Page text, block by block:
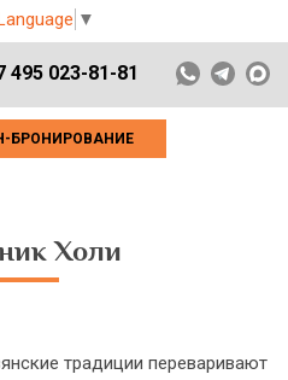
▼
495 023-81-81
БРОНИРОВАНИЕ
Холи
традиции переваривают